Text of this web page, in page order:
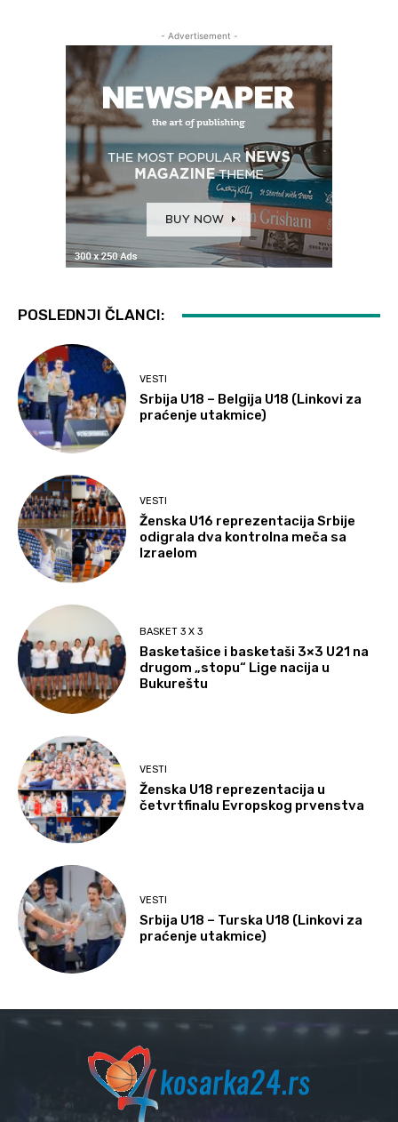
- Advertisement -
POSLEDNJI ČLANCI:
VESTI
Srbija U18 – Belgija U18 (Linkovi za
praćenje utakmice)
VESTI
Ženska U16 reprezentacija Srbije
odigrala dva kontrolna meča sa
Izraelom
BASKET 3 X 3
Basketašice i basketaši 3×3 U21 na
drugom „stopu“ Lige nacija u
Bukureštu
VESTI
Ženska U18 reprezentacija u
četvrtfinalu Evropskog prvenstva
VESTI
Srbija U18 – Turska U18 (Linkovi za
praćenje utakmice)